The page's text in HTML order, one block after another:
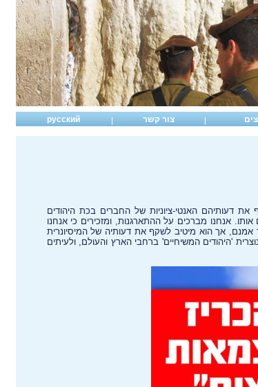
צור קשר русский
דעותיהם האנטי-ציוניות של החברים בכת היהודים
אנחנו מברכים על ההתארגנות, ומזכירים כי אנחנו
אך הוא מיטיב לשקף את דעותיה של המיסיונרית
'היהודים המשיחיים' ברחבי הארץ והעולם, ולעיתים